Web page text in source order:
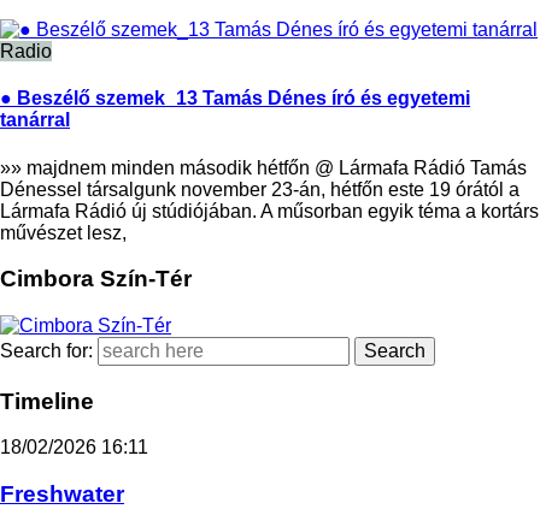
Radio
● Beszélő szemek_13 Tamás Dénes író és egyetemi
tanárral
»» majdnem minden második hétfőn @ Lármafa Rádió Tamás
Dénessel társalgunk november 23-án, hétfőn este 19 órától a
Lármafa Rádió új stúdiójában. A műsorban egyik téma a kortárs
művészet lesz,
Cimbora Szín-Tér
Search for:
Timeline
18/02/2026 16:11
Freshwater